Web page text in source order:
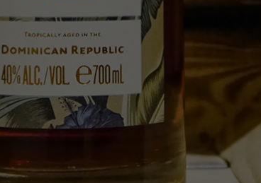
akzeptieren
grundlegende Funktionen und sind für die
Website erforderlich.